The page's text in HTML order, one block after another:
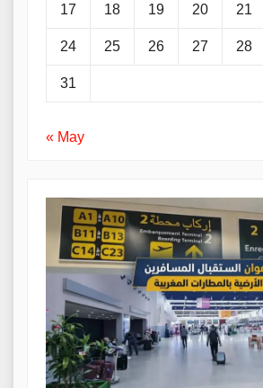
17 18 19 20 21
24 25 26 27 28
31
« May